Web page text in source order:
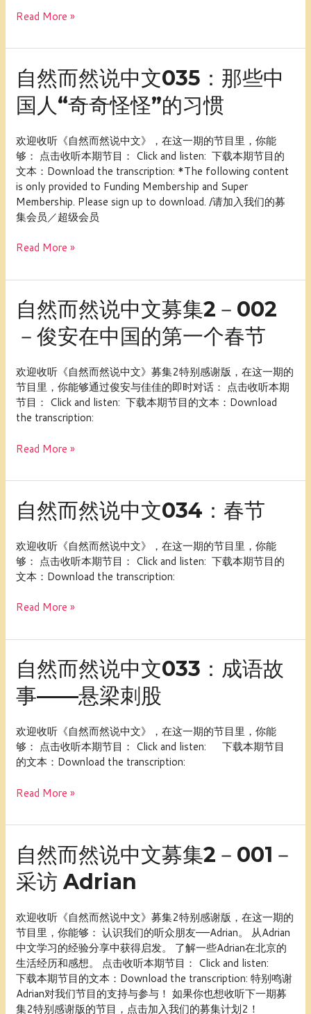
字
中
国
的
那
些
儿
Read More »
自然而然说中文035：那些中
国人“奇奇怪怪”的习惯
欢迎收听《自然而然说中文》，在这一期的节目里，你能
够： 点击收听本期节目： Click and listen: 下载本期节目的
文本：Download the transcription: *The following content
is only provided to Funding Membership and Super
Membership. Please sign up to download. /请加入我们的募
集会员／超级会员
自
然
而
然
中
文
035：
那
些
中
人“奇
怪
怪”的
习
Read More »
自然而然说中文募集2－002
－俊安在中国的第一个春节
欢迎收听《自然而然说中文》募集2特别感谢版，在这一期的
节目里，你能够通过俊安与佳佳的即时对话： 点击收听本期
节目： Click and listen: 下载本期节目的文本：Download
the transcription:
自
然
中
文
募
集
－
－
俊
安
中
国
的
一
春
Read More »
自然而然说中文034：春节
欢迎收听《自然而然说中文》，在这一期的节目里，你能
够： 点击收听本期节目： Click and listen: 下载本期节目的
文本：Download the transcription:
自
然
然
说
中
034：
节
Read More »
自然而然说中文033：成语故
事——悬梁刺股
欢迎收听《自然而然说中文》，在这一期的节目里，你能
够： 点击收听本期节目： Click and listen: 下载本期节目
的文本：Download the transcription:
自
然
而
然
中
文
033：
语
事
——
悬
梁
刺
Read More »
自然而然说中文募集2－001－
采访 Adrian
欢迎收听《自然而然说中文》募集2特别感谢版，在这一期的
节目里，你能够： 认识我们的听众朋友——Adrian。 从Adrian
中文学习的经验分享中获得启发。 了解一些Adrian在北京的
生活经历和感想。 点击收听本期节目： Click and listen:
下载本期节目的文本：Download the transcription: 特别鸣谢
Adrian对我们节目的支持与参与！ 如果你也想收听下一期募
集2特别感谢版的节目，点击加入我们的募集计划2！
自
然
而
然
中
文
募
集
2
－